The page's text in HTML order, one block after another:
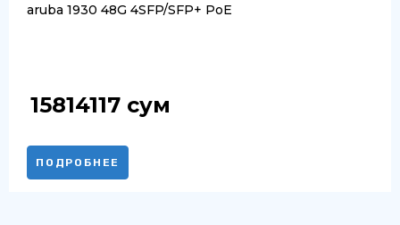
aruba 1930 48G 4SFP/SFP+ PoE
15814117 сум
ПОДРОБНЕЕ